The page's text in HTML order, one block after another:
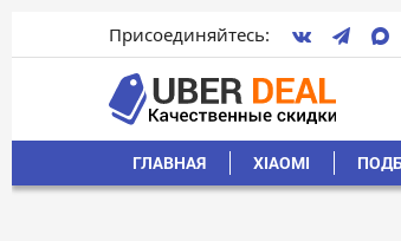
Присоединяйтесь:
ГЛАВНАЯ XIAOMI